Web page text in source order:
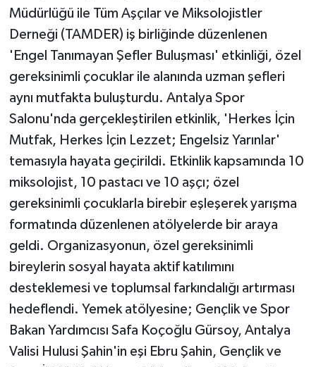
Müdürlüğü ile Tüm Aşçılar ve Miksolojistler
Derneği (TAMDER) iş birliğinde düzenlenen
'Engel Tanımayan Şefler Buluşması' etkinliği, özel
gereksinimli çocuklar ile alanında uzman şefleri
aynı mutfakta buluşturdu. Antalya Spor
Salonu'nda gerçekleştirilen etkinlik, 'Herkes İçin
Mutfak, Herkes İçin Lezzet; Engelsiz Yarınlar'
temasıyla hayata geçirildi. Etkinlik kapsamında 10
miksolojist, 10 pastacı ve 10 aşçı; özel
gereksinimli çocuklarla birebir eşleşerek yarışma
formatında düzenlenen atölyelerde bir araya
geldi. Organizasyonun, özel gereksinimli
bireylerin sosyal hayata aktif katılımını
desteklemesi ve toplumsal farkındalığı artırması
hedeflendi. Yemek atölyesine; Gençlik ve Spor
Bakan Yardımcısı Safa Koçoğlu Gürsoy, Antalya
Valisi Hulusi Şahin'in eşi Ebru Şahin, Gençlik ve